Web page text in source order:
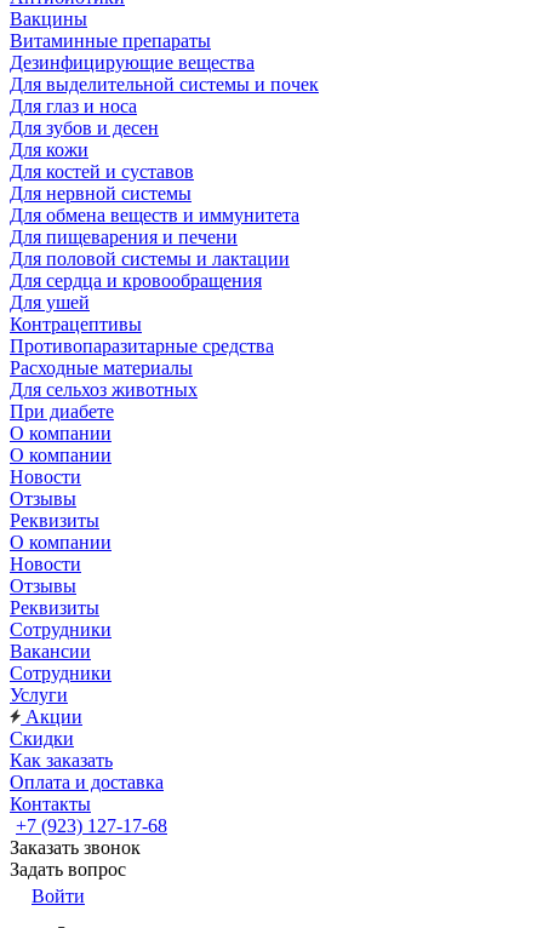
Вакцины
Витаминные препараты
Дезинфицирующие вещества
Для выделительной системы и почек
Для глаз и носа
Для зубов и десен
Для кожи
Для костей и суставов
Для нервной системы
Для обмена веществ и иммунитета
Для пищеварения и печени
Для половой системы и лактации
Для сердца и кровообращения
Для ушей
Контрацептивы
Противопаразитарные средства
Расходные материалы
Для сельхоз животных
При диабете
О компании
О компании
Новости
Отзывы
Реквизиты
О компании
Новости
Отзывы
Реквизиты
Сотрудники
Вакансии
Сотрудники
Услуги
Акции
Скидки
Как заказать
Оплата и доставка
Контакты
+7 (923) 127-17-68
Заказать звонок
Задать вопрос
Войти